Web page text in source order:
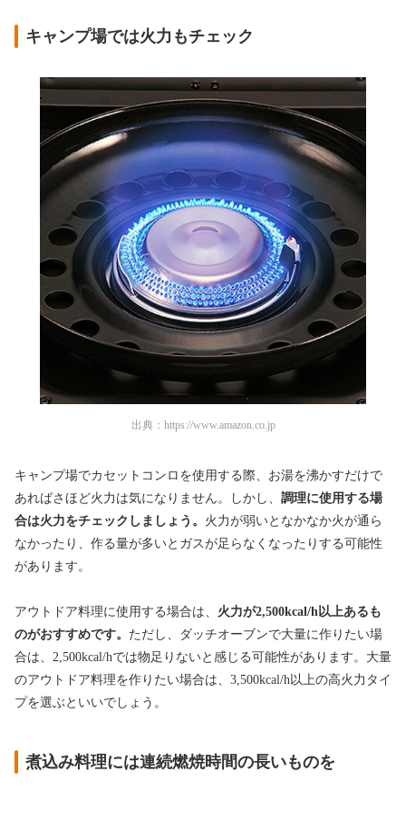
キャンプ場では火力もチェック
出典： https://www.amazon.co.jp
キャンプ場でカセットコンロを使用する際、お湯を沸かすだけで
あればさほど火力は気になりません。しかし、 調理に使用する場
合は火力をチェックしましょう。 火力が弱いとなかなか火が通ら
なかったり、作る量が多いとガスが足らなくなったりする可能性
があります。
アウトドア料理に使用する場合は、 火力が2,500kcal/h以上あるも
のがおすすめです。 ただし、ダッチオーブンで大量に作りたい場
合は、2,500kcal/hでは物足りないと感じる可能性があります。大量
のアウトドア料理を作りたい場合は、3,500kcal/h以上の高火力タイ
プを選ぶといいでしょう。
煮込み料理には連続燃焼時間の長いものを